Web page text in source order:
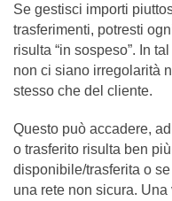
Se gestisci importi
trasferimenti, potresti
risulta “in sospeso”. In
non ci siano irregolarità
stesso che del cliente.
Questo può accadere,
o trasferito risulta ben
disponibile/trasferita o
una rete non sicura.